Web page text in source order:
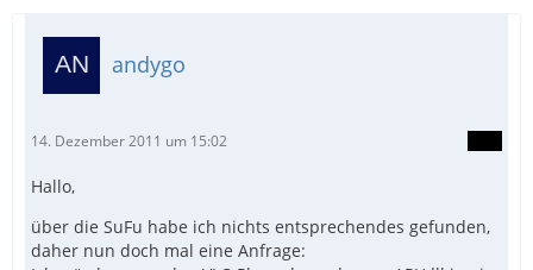
andygo
14. Dezember 2011 um 15:02
Hallo,
über die SuFu habe ich nichts entsprechendes gefunden,
daher nun doch mal eine Anfrage: